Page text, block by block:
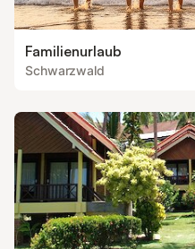
Familienurlaub
Schwarzwald